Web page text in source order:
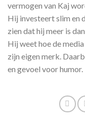
vermogen van Kaj
Hij investeert slim en
zien dat hij meer is
Hij weet hoe de
zijn eigen merk.
en gevoel voor humor.